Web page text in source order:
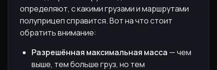
определяют, с какими грузами и маршрутами
полуприцеп справится. Вот на что стоит
обратить внимание:
Разрешённая максимальная масса — чем
выше, тем больше груз, но тем